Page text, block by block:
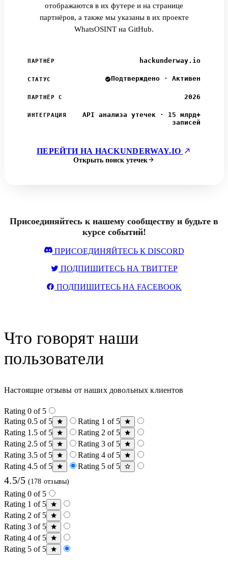
отображаются в их футере и на странице
партнёров, а также мы указаны в их проекте
WhatsOSINT на GitHub.
ПАРТНЁР hackunderway.io
СТАТУС Подтверждено · Активен
ПАРТНЁР С 2026
ИНТЕГРАЦИЯ
API анализа утечек · 15 млрд+
записей
ПЕРЕЙТИ НА HACKUNDERWAY.IO
Открыть поиск утечек
Присоединяйтесь к нашему сообществу и будьте в
курсе событий!
ПРИСОЕДИНЯЙТЕСЬ К DISCORD
ПОДПИШИТЕСЬ НА ТВИТТЕР
ПОДПИШИТЕСЬ НА FACEBOOK
Что говорят наши
пользователи
Настоящие отзывы от наших довольных клиентов
Rating 0 of 5
Rating 0.5 of 5
Rating 1 of 5
Rating 1.5 of 5
Rating 2 of 5
Rating 2.5 of 5
Rating 3 of 5
Rating 3.5 of 5
Rating 4 of 5
Rating 4.5 of 5
Rating 5 of 5
4.5/5 (178 отзывы)
Rating 0 of 5
Rating 1 of 5
Rating 2 of 5
Rating 3 of 5
Rating 4 of 5
Rating 5 of 5